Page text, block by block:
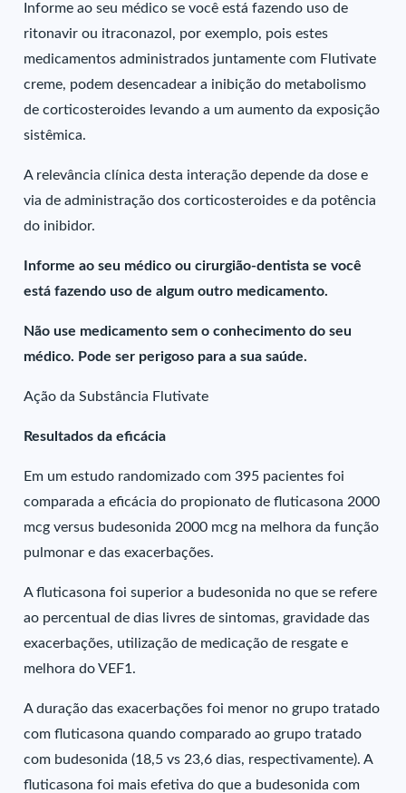
Informe ao seu médico se você está fazendo uso de
ritonavir ou itraconazol, por exemplo, pois estes
medicamentos administrados juntamente com Flutivate
creme, podem desencadear a inibição do metabolismo
de corticosteroides levando a um aumento da exposição
sistêmica.
A relevância clínica desta interação depende da dose e
via de administração dos corticosteroides e da potência
do inibidor.
Informe ao seu médico ou cirurgião-dentista se você
está fazendo uso de algum outro medicamento.
Não use medicamento sem o conhecimento do seu
médico. Pode ser perigoso para a sua saúde.
Ação da Substância Flutivate
Resultados da eficácia
Em um estudo randomizado com 395 pacientes foi
comparada a eficácia do propionato de fluticasona 2000
mcg versus budesonida 2000 mcg na melhora da função
pulmonar e das exacerbações.
A fluticasona foi superior a budesonida no que se refere
ao percentual de dias livres de sintomas, gravidade das
exacerbações, utilização de medicação de resgate e
melhora do VEF1.
A duração das exacerbações foi menor no grupo tratado
com fluticasona quando comparado ao grupo tratado
com budesonida (18,5 vs 23,6 dias, respectivamente). A
fluticasona foi mais efetiva do que a budesonida com